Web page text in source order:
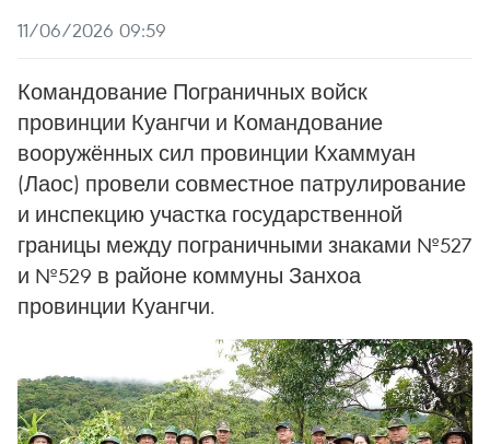
11/06/2026 09:59
Командование Пограничных войск
провинции Куангчи и Командование
вооружённых сил провинции Кхаммуан
(Лаос) провели совместное патрулирование
и инспекцию участка государственной
границы между пограничными знаками №527
и №529 в районе коммуны Занхоа
провинции Куангчи.